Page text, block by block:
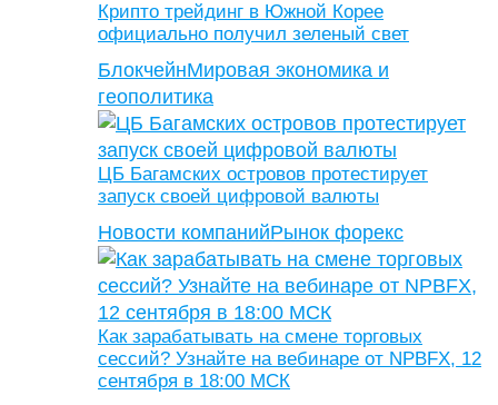
Крипто трейдинг в Южной Корее
официально получил зеленый свет
БлокчейнМировая экономика и
геополитика
ЦБ Багамских островов протестирует
запуск своей цифровой валюты
Новости компанийРынок форекс
Как зарабатывать на смене торговых
сессий? Узнайте на вебинаре от NPBFX, 12
сентября в 18:00 МСК